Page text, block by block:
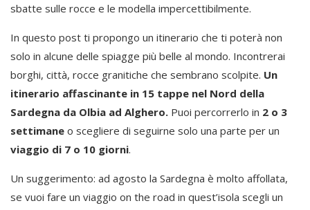
sbatte sulle rocce e le modella impercettibilmente.
In questo post ti propongo un itinerario che ti poterà non
solo in alcune delle spiagge più belle al mondo. Incontrerai
borghi, città, rocce granitiche che sembrano scolpite. Un
itinerario affascinante in 15 tappe nel Nord della
Sardegna da Olbia ad Alghero. Puoi percorrerlo in 2 o 3
settimane o scegliere di seguirne solo una parte per un
viaggio di 7 o 10 giorni.
Un suggerimento: ad agosto la Sardegna è molto affollata,
se vuoi fare un viaggio on the road in quest’isola scegli un